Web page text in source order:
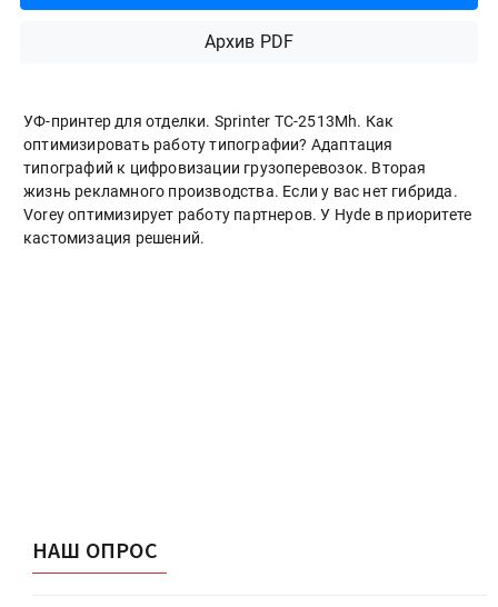
Архив PDF
УФ-принтер для отделки. Sprinter ТС-2513Mh. Как
оптимизировать работу типографии? Адаптация
типографий к цифровизации грузоперевозок. Вторая
жизнь рекламного производства. Если у вас нет гибрида.
Vorey оптимизирует работу партнеров. У Hyde в приоритете
кастомизация решений.
НАШ ОПРОС